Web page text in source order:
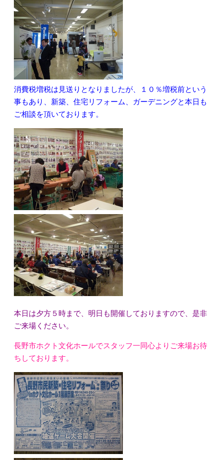
消費税増税は見送りとなりましたが、１０％増税前という
事もあり、新築、住宅リフォーム、ガーデニングと本日も
ご相談を頂いております。
本日は夕方５時まで、明日も開催しておりますので、是非
ご来場ください。
長野市ホクト文化ホールでスタッフ一同心よりご来場お待
ちしております。